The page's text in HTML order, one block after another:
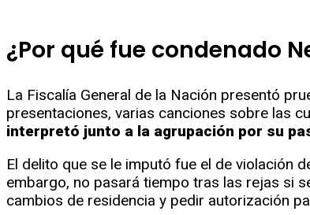
¿Por qué fue condenado
La Fiscalía General de la Nación presentó
presentaciones, varias canciones sobre las
interpretó junto a la agrupación por su
El delito que se le imputó fue el de violación
embargo, no pasará tiempo tras las rejas si
cambios de residencia y pedir autorización